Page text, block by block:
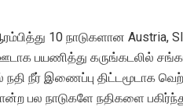
10 நாடுகளான Austria,
பயணித்து கருங்கடலில்
நீர் இணைப்பு திட்டமூடாக
பல நாடுகளே நதிகளை